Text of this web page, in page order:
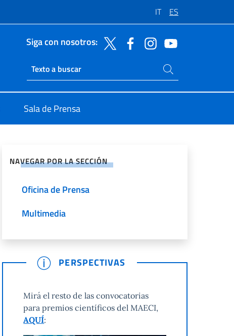
IT ES
Siga con nosotros:
Ricerca sito live
Buscar en el sitio
Sala de Prensa
NAVEGAR POR LA SECCIÓN
Oficina de Prensa
Multimedia
PERSPECTIVAS
Mirá el resto de las convocatorias
para premios científicos del MAECI,
AQUÍ: